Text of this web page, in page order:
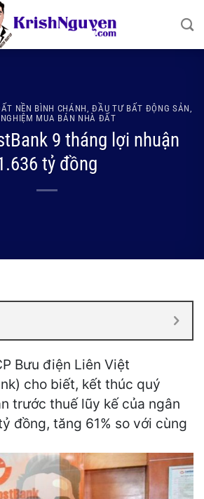
NỀN BÌNH CHÁNH ,ĐẦU TƯ BẤT ĐỘNG SẢN
MUA BÁN NHÀ ĐẤT
9 tháng lợi nhuận
tỷ đồng
Bưu điện Liên Việt
cho biết, kết thúc quý
trước thuế lũy kế của ngân
đồng, tăng 61% so với cùng